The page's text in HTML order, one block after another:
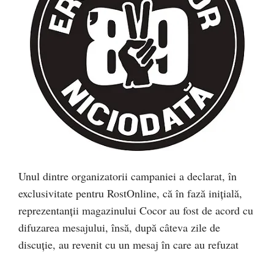
Unul dintre organizatorii campaniei a declarat, în
exclusivitate pentru RostOnline, că în fază inițială,
reprezentanții magazinului Cocor au fost de acord cu
difuzarea mesajului, însă, după câteva zile de
discuție, au revenit cu un mesaj în care au refuzat